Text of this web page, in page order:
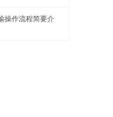
操作流程简要介